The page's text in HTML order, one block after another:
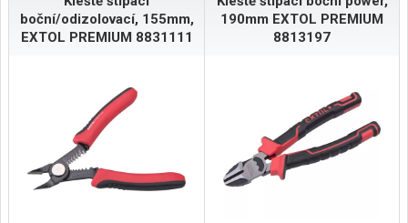
boční/odizolovací, 155mm,
EXTOL PREMIUM 8831111
190mm EXTOL PREMIUM
8813197